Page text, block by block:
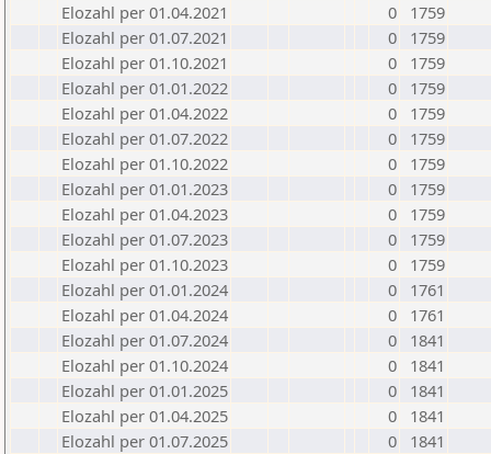
Elozahl per 01.04.2021
0
1759
Elozahl per 01.07.2021
0
1759
Elozahl per 01.10.2021
0
1759
Elozahl per 01.01.2022
0
1759
Elozahl per 01.04.2022
0
1759
Elozahl per 01.07.2022
0
1759
Elozahl per 01.10.2022
0
1759
Elozahl per 01.01.2023
0
1759
Elozahl per 01.04.2023
0
1759
Elozahl per 01.07.2023
0
1759
Elozahl per 01.10.2023
0
1759
Elozahl per 01.01.2024
0
1761
Elozahl per 01.04.2024
0
1761
Elozahl per 01.07.2024
0
1841
Elozahl per 01.10.2024
0
1841
Elozahl per 01.01.2025
0
1841
Elozahl per 01.04.2025
0
1841
Elozahl per 01.07.2025
0
1841